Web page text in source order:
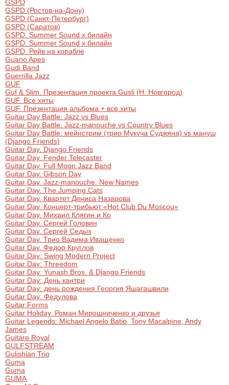
GSPD
GSPD (Ростов-на-Дону)
GSPD (Санкт-Петербург)
GSPD (Саратов)
GSPD. Summer Sound x билайн
GSPD. Summer Sound x билайн
GSPD. Рейв на корабле
Guano Apes
Gudi Band
Guerrilla Jazz
GUF
Guf & Slim. Презентация проекта Gusli (Н. Новгород)
GUF. Все хиты
GUF. Презентация альбома + все хиты
Guitar Day Battle: Jazz vs Blues
Guitar Day Battle: Jazz-manouche vs Country Blues
Guitar Day Battle: мейнстрим (трио Мукуча Суджяна) vs мануш
(Django Friends)
Guitar Day. Django Friends
Guitar Day. Fender Telecaster
Guitar Day. Full Moon Jazz Band
Guitar Day. Gibson Day
Guitar Day. Jazz-manouche. New Names
Guitar Day. The Jumping Cats
Guitar Day. Квартет Дениса Назарова
Guitar Day. Концерт-трибьют «Hot Club Du Moscou»
Guitar Day. Михаил Клягин и Ко
Guitar Day. Сергей Головин
Guitar Day. Сергей Седых
Guitar Day. Трио Вадима Иващенко
Guitar Day. Федор Круглов
Guitar Day: Swing Modern Project
Guitar Day: Threedom
Guitar Day: Yunash Bros. & Django Friends
Guitar Day: День кантри
Guitar Day: день рождения Георгия Яшагашвили
Guitar Day: Федулова
Guitar Forms
Guitar Holiday. Роман Мирошниченко и друзья
Guitar Legends: Michael Angelo Batio, Tony Macalpine, Andy
James
Guitare Royal
GULFSTREAM
Gulishian Trio
Guma
Guma
GUMA